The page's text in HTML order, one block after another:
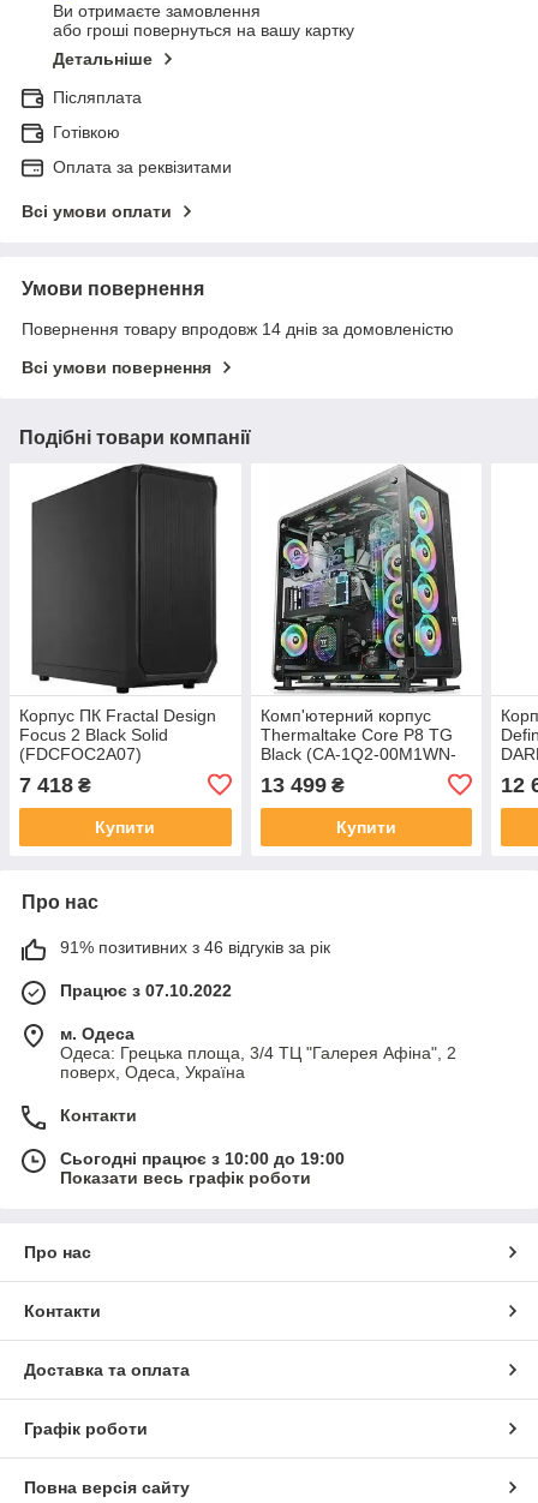
Ви отримаєте замовлення
або гроші повернуться на вашу картку
Детальніше
Післяплата
Готівкою
Оплата за реквізитами
Всі умови оплати
Умови повернення
Повернення товару впродовж 14 днів за домовленістю
Всі умови повернення
Подібні товари компанії
Корпус ПК Fractal Design
Focus 2 Black Solid
(FDCFOC2A07)
7 418 ₴
Купити
Комп'ютерний корпус
Thermaltake Core P8 TG
Black (CA-1Q2-00M1WN-
13 499₴
Купити
12
Про нас
91% позитивних з 46 відгуків за рік
Працює з 07.10.2022
м. Одеса
Одеса: Грецька площа, 3/4 ТЦ "Галерея Афіна", 2
поверх, Одеса, Україна
Контакти
Сьогодні працює з 10:00 до 19:00
Показати весь графік роботи
Про нас
Контакти
Доставка та оплата
Графік роботи
Повна версія сайту